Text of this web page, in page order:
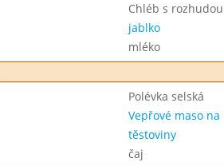
Chléb s rozhudou
jablko
mléko
Polévka selská
Vepřové maso
těstoviny
čaj